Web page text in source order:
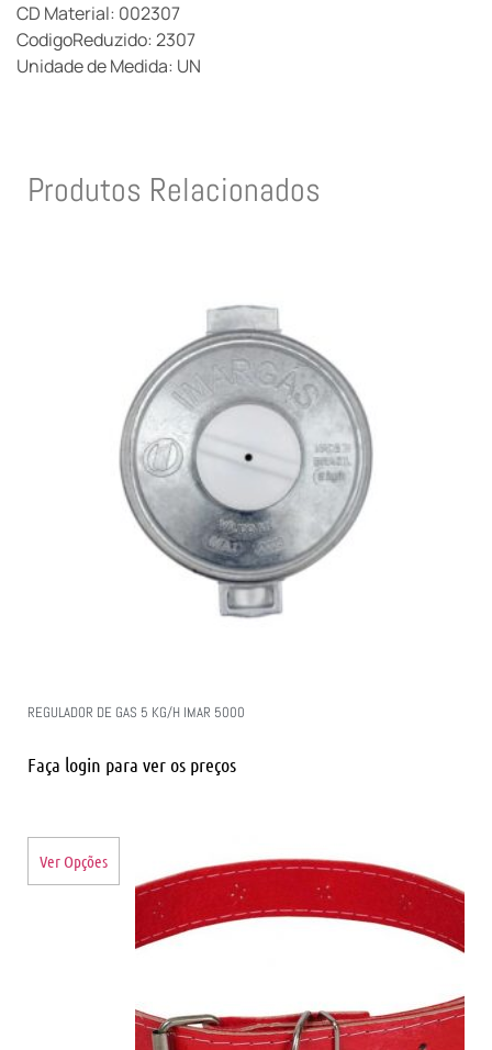
CD Material: 002307
CodigoReduzido: 2307
Unidade de Medida: UN
Produtos Relacionados
REGULADOR DE GAS 5 KG/H IMAR 5000
Faça login para ver os preços
Ver Opções